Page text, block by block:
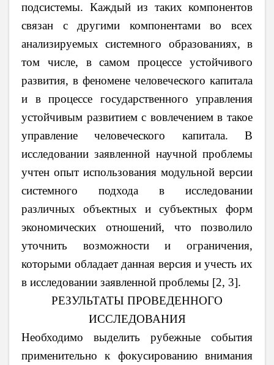
подсистемы. Каждый из таких компонентов
связан с другими компонентами во всех
анализируемых системного образованиях, в
том числе, в самом процессе устойчивого
развития, в феномене человеческого капитала
и в процессе государственного управления
устойчивым развитием с вовлечением в такое
управление человеческого капитала. В
исследовании заявленной научной проблемы
учтен опыт использования модульной версии
системного подхода в исследовании
различных объектных и субъектных форм
экономических отношений, что позволило
уточнить возможности и ограничения,
которыми обладает данная версия и учесть их
в исследовании заявленной проблемы [2, 3].
РЕЗУЛЬТАТЫ ПРОВЕДЕННОГО
ИССЛЕДОВАНИЯ
Необходимо выделить рубежные события
применительно к фокусированию внимания